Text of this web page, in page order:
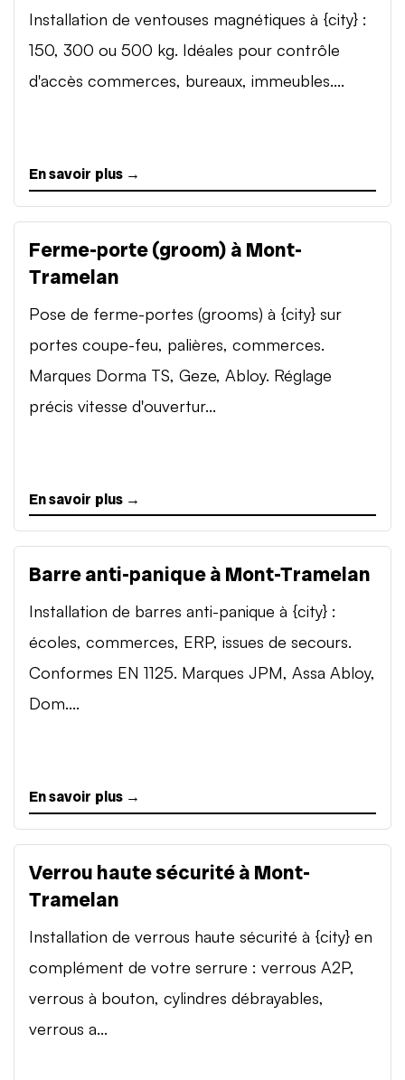
Installation de ventouses magnétiques à {city} :
150, 300 ou 500 kg. Idéales pour contrôle
d'accès commerces, bureaux, immeubles....
En savoir plus →
Ferme-porte (groom) à Mont-
Tramelan
Pose de ferme-portes (grooms) à {city} sur
portes coupe-feu, palières, commerces.
Marques Dorma TS, Geze, Abloy. Réglage
précis vitesse d'ouvertur...
En savoir plus →
Barre anti-panique à Mont-Tramelan
Installation de barres anti-panique à {city} :
écoles, commerces, ERP, issues de secours.
Conformes EN 1125. Marques JPM, Assa Abloy,
Dom....
En savoir plus →
Verrou haute sécurité à Mont-
Tramelan
Installation de verrous haute sécurité à {city} en
complément de votre serrure : verrous A2P,
verrous à bouton, cylindres débrayables,
verrous a...